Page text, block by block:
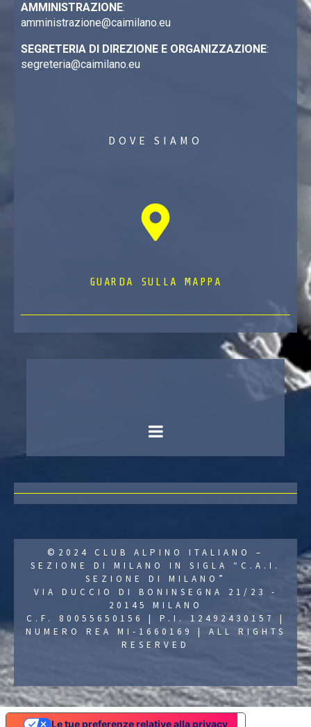
AMMINISTRAZIONE:
amministrazione@caimilano.eu
SEGRETERIA DI DIREZIONE E ORGANIZZAZIONE:
segreteria@caimilano.eu
DOVE SIAMO
GUARDA SULLA MAPPA
©2024 CLUB ALPINO ITALIANO –
SEZIONE DI MILANO IN SIGLA “C.A.I.
SEZIONE DI MILANO”
VIA DUCCIO DI BONINSEGNA 21/23 -
20145 MILANO
C.F. 80055650156 | P.I. 12492430157 |
NUMERO REA MI-1660169 | ALL RIGHTS
RESERVED
Le tue preferenze relative alla privacy